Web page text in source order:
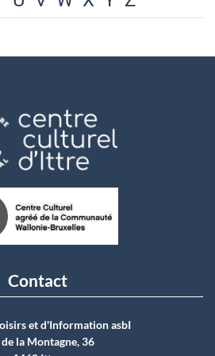
Contact
et d'Information asbI
de la Montagne, 36